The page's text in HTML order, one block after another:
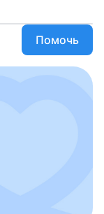
Помочь